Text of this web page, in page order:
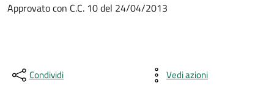
Approvato con C.C. 10 del 24/04/2013
Condividi Vedi azioni